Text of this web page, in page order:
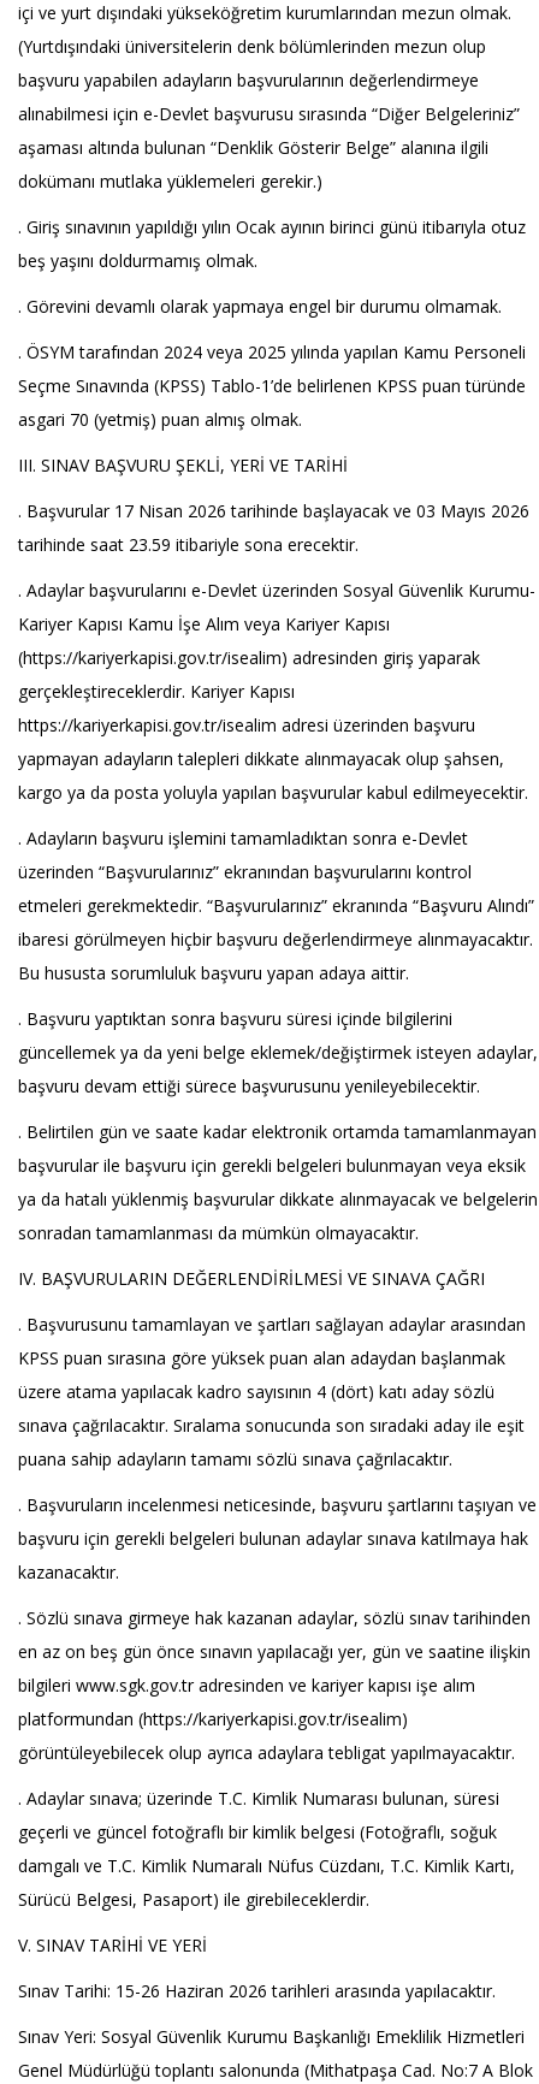
içi ve yurt dışındaki yükseköğretim kurumlarından mezun olmak.
(Yurtdışındaki üniversitelerin denk bölümlerinden mezun olup
başvuru yapabilen adayların başvurularının değerlendirmeye
alınabilmesi için e-Devlet başvurusu sırasında “Diğer Belgeleriniz”
aşaması altında bulunan “Denklik Gösterir Belge” alanına ilgili
dokümanı mutlaka yüklemeleri gerekir.)
. Giriş sınavının yapıldığı yılın Ocak ayının birinci günü itibarıyla otuz
beş yaşını doldurmamış olmak.
. Görevini devamlı olarak yapmaya engel bir durumu olmamak.
. ÖSYM tarafından 2024 veya 2025 yılında yapılan Kamu Personeli
Seçme Sınavında (KPSS) Tablo-1’de belirlenen KPSS puan türünde
asgari 70 (yetmiş) puan almış olmak.
III. SINAV BAŞVURU ŞEKLİ, YERİ VE TARİHİ
. Başvurular 17 Nisan 2026 tarihinde başlayacak ve 03 Mayıs 2026
tarihinde saat 23.59 itibariyle sona erecektir.
. Adaylar başvurularını e-Devlet üzerinden Sosyal Güvenlik Kurumu-
Kariyer Kapısı Kamu İşe Alım veya Kariyer Kapısı
(https://kariyerkapisi.gov.tr/isealim) adresinden giriş yaparak
gerçekleştireceklerdir. Kariyer Kapısı
https://kariyerkapisi.gov.tr/isealim adresi üzerinden başvuru
yapmayan adayların talepleri dikkate alınmayacak olup şahsen,
kargo ya da posta yoluyla yapılan başvurular kabul edilmeyecektir.
. Adayların başvuru işlemini tamamladıktan sonra e-Devlet
üzerinden “Başvurularınız” ekranından başvurularını kontrol
etmeleri gerekmektedir. “Başvurularınız” ekranında “Başvuru Alındı”
ibaresi görülmeyen hiçbir başvuru değerlendirmeye alınmayacaktır.
Bu hususta sorumluluk başvuru yapan adaya aittir.
. Başvuru yaptıktan sonra başvuru süresi içinde bilgilerini
güncellemek ya da yeni belge eklemek/değiştirmek isteyen adaylar,
başvuru devam ettiği sürece başvurusunu yenileyebilecektir.
. Belirtilen gün ve saate kadar elektronik ortamda tamamlanmayan
başvurular ile başvuru için gerekli belgeleri bulunmayan veya eksik
ya da hatalı yüklenmiş başvurular dikkate alınmayacak ve belgelerin
sonradan tamamlanması da mümkün olmayacaktır.
IV. BAŞVURULARIN DEĞERLENDİRİLMESİ VE SINAVA ÇAĞRI
. Başvurusunu tamamlayan ve şartları sağlayan adaylar arasından
KPSS puan sırasına göre yüksek puan alan adaydan başlanmak
üzere atama yapılacak kadro sayısının 4 (dört) katı aday sözlü
sınava çağrılacaktır. Sıralama sonucunda son sıradaki aday ile eşit
puana sahip adayların tamamı sözlü sınava çağrılacaktır.
. Başvuruların incelenmesi neticesinde, başvuru şartlarını taşıyan ve
başvuru için gerekli belgeleri bulunan adaylar sınava katılmaya hak
kazanacaktır.
. Sözlü sınava girmeye hak kazanan adaylar, sözlü sınav tarihinden
en az on beş gün önce sınavın yapılacağı yer, gün ve saatine ilişkin
bilgileri www.sgk.gov.tr adresinden ve kariyer kapısı işe alım
platformundan (https://kariyerkapisi.gov.tr/isealim)
görüntüleyebilecek olup ayrıca adaylara tebligat yapılmayacaktır.
. Adaylar sınava; üzerinde T.C. Kimlik Numarası bulunan, süresi
geçerli ve güncel fotoğraflı bir kimlik belgesi (Fotoğraflı, soğuk
damgalı ve T.C. Kimlik Numaralı Nüfus Cüzdanı, T.C. Kimlik Kartı,
Sürücü Belgesi, Pasaport) ile girebileceklerdir.
V. SINAV TARİHİ VE YERİ
Sınav Tarihi: 15-26 Haziran 2026 tarihleri arasında yapılacaktır.
Sınav Yeri: Sosyal Güvenlik Kurumu Başkanlığı Emeklilik Hizmetleri
Genel Müdürlüğü toplantı salonunda (Mithatpaşa Cad. No:7 A Blok